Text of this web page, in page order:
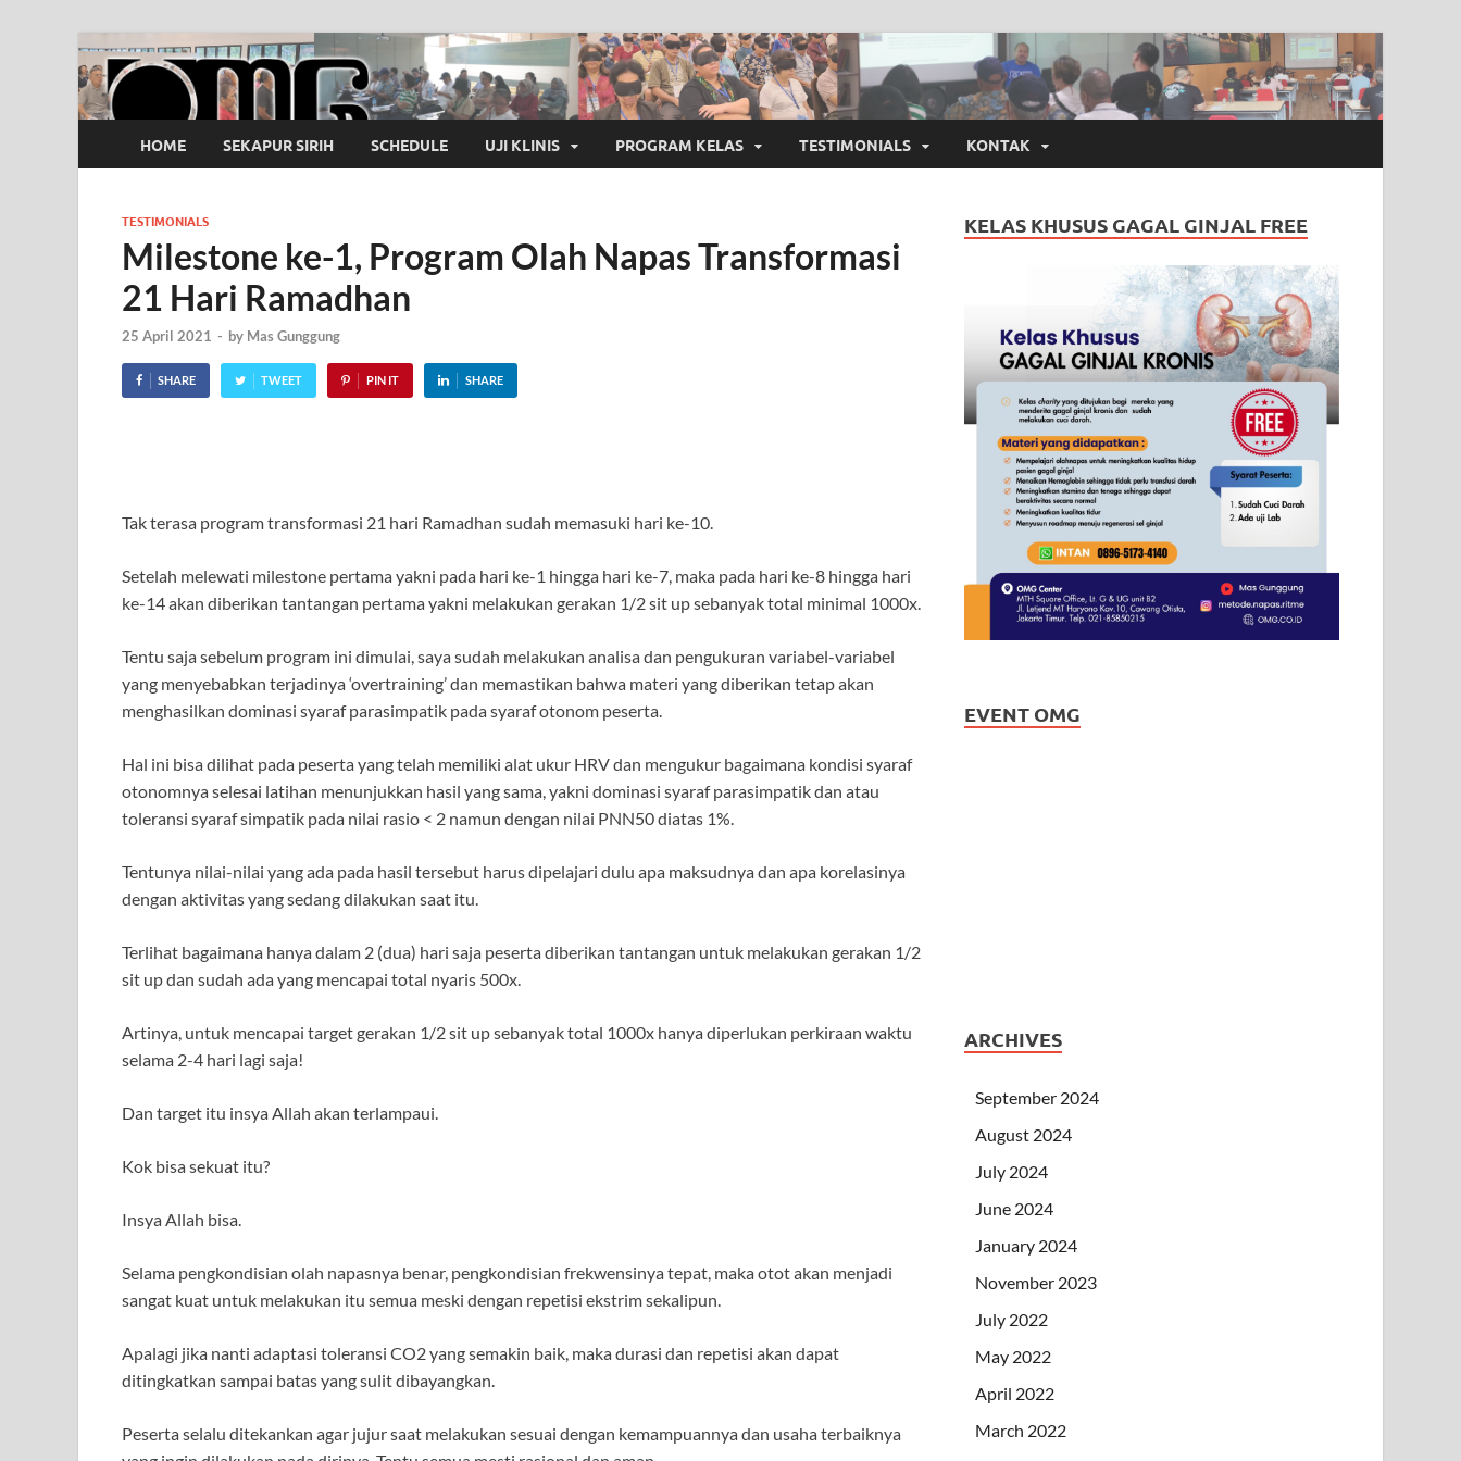
OMG
Pusat Pelatihan Olah Napas Modern
HOME SEKAPUR SIRIH SCHEDULE UJI KLINIS PROGRAM KELAS TESTIMONIALS KONTAK
TESTIMONIALS
Milestone ke-1, Program Olah Napas Transformasi
21 Hari Ramadhan
25 April 2021 - by Mas Gunggung
SHARE TWEET PIN IT SHARE
Tak terasa program transformasi 21 hari Ramadhan sudah memasuki hari ke-10.
Setelah melewati milestone pertama yakni pada hari ke-1 hingga hari ke-7, maka pada hari ke-8 hingga hari
ke-14 akan diberikan tantangan pertama yakni melakukan gerakan 1/2 sit up sebanyak total minimal 1000x.
Tentu saja sebelum program ini dimulai, saya sudah melakukan analisa dan pengukuran variabel-variabel
yang menyebabkan terjadinya ‘overtraining’ dan memastikan bahwa materi yang diberikan tetap akan
menghasilkan dominasi syaraf parasimpatik pada syaraf otonom peserta.
Hal ini bisa dilihat pada peserta yang telah memiliki alat ukur HRV dan mengukur bagaimana kondisi syaraf
otonomnya selesai latihan menunjukkan hasil yang sama, yakni dominasi syaraf parasimpatik dan atau
toleransi syaraf simpatik pada nilai rasio < 2 namun dengan nilai PNN50 diatas 1%.
Tentunya nilai-nilai yang ada pada hasil tersebut harus dipelajari dulu apa maksudnya dan apa korelasinya
dengan aktivitas yang sedang dilakukan saat itu.
Terlihat bagaimana hanya dalam 2 (dua) hari saja peserta diberikan tantangan untuk melakukan gerakan 1/2
sit up dan sudah ada yang mencapai total nyaris 500x.
Artinya, untuk mencapai target gerakan 1/2 sit up sebanyak total 1000x hanya diperlukan perkiraan waktu
selama 2-4 hari lagi saja!
Dan target itu insya Allah akan terlampaui.
Kok bisa sekuat itu?
Insya Allah bisa.
Selama pengkondisian olah napasnya benar, pengkondisian frekwensinya tepat, maka otot akan menjadi
sangat kuat untuk melakukan itu semua meski dengan repetisi ekstrim sekalipun.
Apalagi jika nanti adaptasi toleransi CO2 yang semakin baik, maka durasi dan repetisi akan dapat
ditingkatkan sampai batas yang sulit dibayangkan.
Peserta selalu ditekankan agar jujur saat melakukan sesuai dengan kemampuannya dan usaha terbaiknya
KELAS KHUSUS GAGAL GINJAL FREE
EVENT OMG
ARCHIVES
September 2024
August 2024
July 2024
June 2024
January 2024
November 2023
July 2022
May 2022
April 2022
March 2022